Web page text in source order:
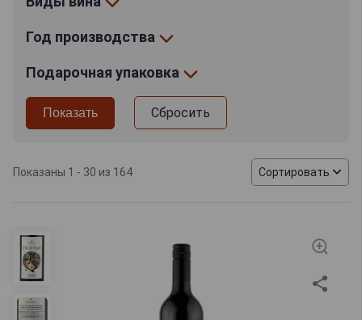
Год производства
Подарочная упаковка
Сбросить
Показаны 1 - 30 из 164 Сортировать